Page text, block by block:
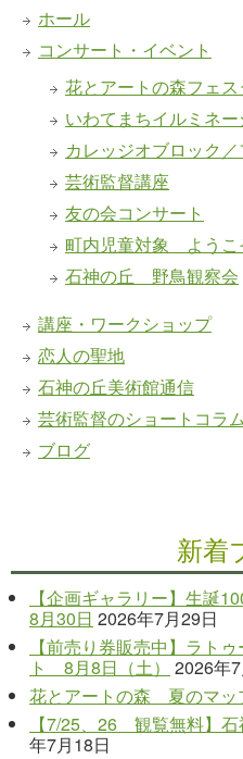
ホール
コンサート・イベント
花とアートの森フェス
いわてまちイルミネ
カレッジオブロック／
芸術監督講座
友の会コンサート
町内児童対象 ようこ
石神の丘 野鳥観察会
講座・ワークショップ
恋人の聖地
石神の丘美術館通信
芸術監督のショートコラ
ブログ
新着
【企画ギャラリー】生
8月30日 2026年7月29日
【前売り券販売中】ラト
ト 8月8日（土）
2026年
花とアートの森 夏のマ
【7/25、26 観覧無料】
年7月18日